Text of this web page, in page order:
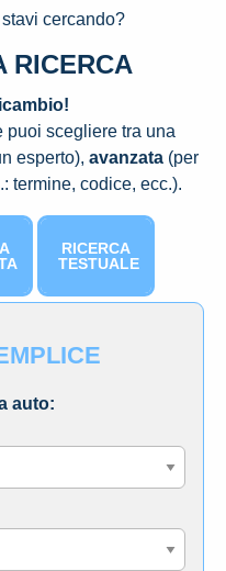
cercando?
RICERCA
puoi scegliere tra una
esperto), avanzata (per
termine, codice, ecc.).
RICERCA
TESTUALE
auto: